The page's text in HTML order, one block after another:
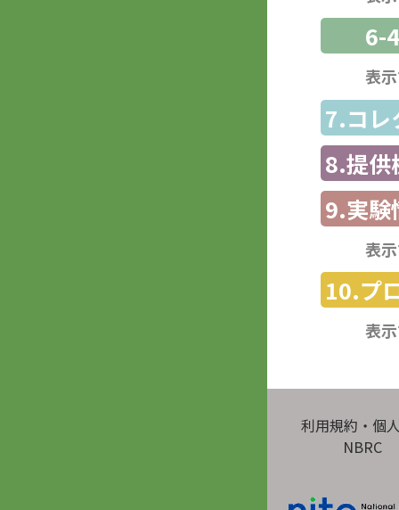
6-
表
7.コレ
8.提供
9.実験
表
10.プ
表
利用規約・個
NBRC